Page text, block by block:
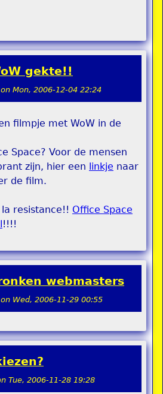
gekte!!
on Mon, 2006-12-04 22:24
filmpje met WoW in de
Space? Voor de mensen
zijn, hier een linkje naar
de film.
resistance!! Office Space
!!!!
webmasters
on Wed, 2006-11-29 00:55
Tue, 2006-11-28 19:28